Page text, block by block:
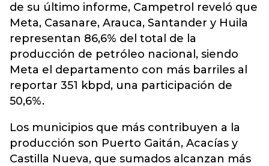
de su último informe, Campetrol reveló que
Meta, Casanare, Arauca, Santander y Huila
representan 86,6% del total de la
producción de petróleo nacional, siendo
Meta el departamento con más barriles al
reportar 351 kbpd, una participación de
50,6%.
Los municipios que más contribuyen a la
producción son Puerto Gaitán, Acacías y
Castilla Nueva, que sumados alcanzan más